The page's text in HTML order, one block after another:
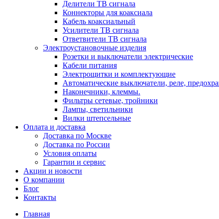
Делители ТВ сигнала
Коннекторы для коаксиала
Кабель коаксиальный
Усилители ТВ сигнала
Ответвители ТВ сигнала
Электроустановочные изделия
Розетки и выключатели электрические
Кабели питания
Электрощитки и комплектующие
Автоматические выключатели, реле,
Наконечники, клеммы.
Фильтры сетевые, тройники
Лампы, светильники
Вилки штепсельные
Оплата и доставка
Доставка по Москве
Доставка по России
Условия оплаты
Гарантии и сервис
Акции и новости
О компании
Блог
Контакты
Главная